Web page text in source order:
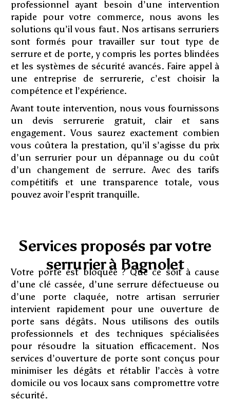
professionnel ayant besoin d’une intervention
rapide pour votre commerce, nous avons les
solutions qu’il vous faut. Nos artisans serruriers
sont formés pour travailler sur tout type de
serrure et de porte, y compris les portes blindées
et les systèmes de sécurité avancés. Faire appel à
une entreprise de serrurerie, c’est choisir la
compétence et l’expérience.
Avant toute intervention, nous vous fournissons
un devis serrurerie gratuit, clair et sans
engagement. Vous saurez exactement combien
vous coûtera la prestation, qu’il s’agisse du prix
d’un serrurier pour un dépannage ou du coût
d’un changement de serrure. Avec des tarifs
compétitifs et une transparence totale, vous
pouvez avoir l’esprit tranquille.
Services proposés par votre
serrurier à Bagnolet
Votre porte est bloquée ? Que ce soit à cause
d’une clé cassée, d’une serrure défectueuse ou
d’une porte claquée, notre artisan serrurier
intervient rapidement pour une ouverture de
porte sans dégâts. Nous utilisons des outils
professionnels et des techniques spécialisées
pour résoudre la situation efficacement. Nos
services d’ouverture de porte sont conçus pour
minimiser les dégâts et rétablir l’accès à votre
domicile ou vos locaux sans compromettre votre
sécurité.